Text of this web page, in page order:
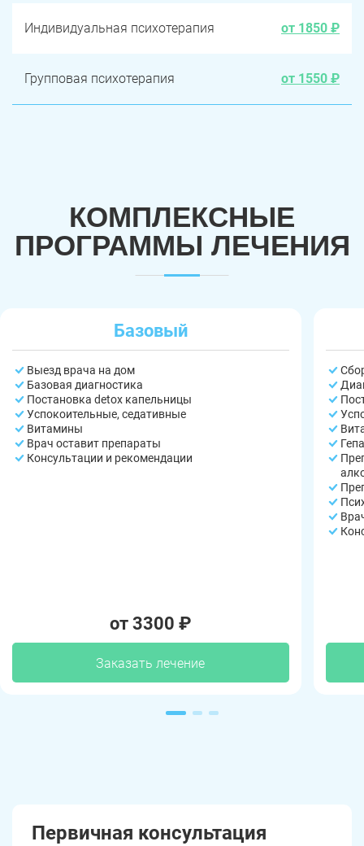
Индивидуальная психотерапия от 1850 ₽
Групповая психотерапия от 1550 ₽
КОМПЛЕКСНЫЕ
ПРОГРАММЫ ЛЕЧЕНИЯ
Базовый
Выезд врача на дом
Базовая диагностика
Постановка detox капельницы
Успокоительные, седативные
Витамины
Врач оставит препараты
Консультации и рекомендации
от 3300 ₽
Заказать лечение
Первичная консультация